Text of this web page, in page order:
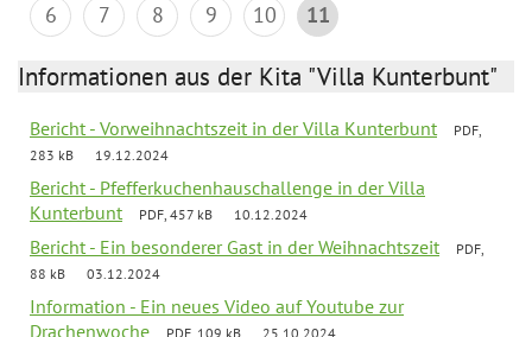
6
7 8 9 10 11
Informationen aus der Kita "Villa Kunterbunt"
Bericht - Vorweihnachtszeit in der Villa Kunterbunt
PDF,
283 kB
19.12.2024
Bericht - Pfefferkuchenhauschallenge in der Villa
Kunterbunt
PDF, 457 kB 10.12.2024
Bericht - Ein besonderer Gast in der Weihnachtszeit
PDF,
88 kB
03.12.2024
Information - Ein neues Video auf Youtube zur
Drachenwoche
PDF, 109 kB 25.10.2024